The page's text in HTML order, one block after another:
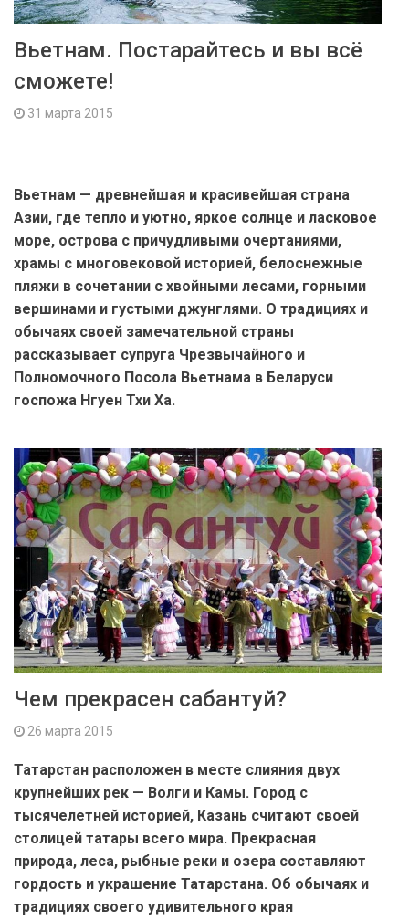
Вьетнам. Постарайтесь и вы всё
сможете!
31 марта 2015
Вьетнам — древнейшая и красивейшая страна
Азии, где тепло и уютно, яркое солнце и ласковое
море, острова с причудливыми очертаниями,
храмы с многовековой историей, белоснежные
пляжи в сочетании с хвойными лесами, горными
вершинами и густыми джунглями. О традициях и
обычаях своей замечательной страны
рассказывает супруга Чрезвычайного и
Полномочного Посола Вьетнама в Беларуси
госпожа Нгуен Тхи Ха.
Чем прекрасен сабантуй?
26 марта 2015
Татарстан расположен в месте слияния двух
крупнейших рек — Волги и Камы. Город с
тысячелетней историей, Казань считают своей
столицей татары всего мира. Прекрасная
природа, леса, рыбные реки и озера составляют
гордость и украшение Татарстана. Об обычаях и
традициях своего удивительного края